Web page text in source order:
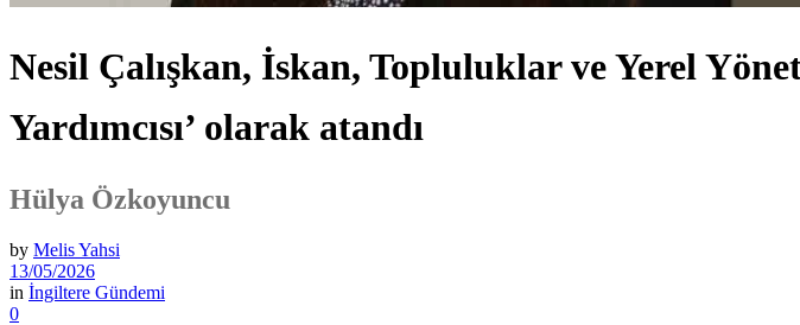
Nesil Çalışkan, İskan, Topluluklar ve Yerel
Yardımcısı’ olarak atandı
Hülya Özkoyuncu
by Melis Yahsi
13/05/2026
in İngiltere Gündemi
0